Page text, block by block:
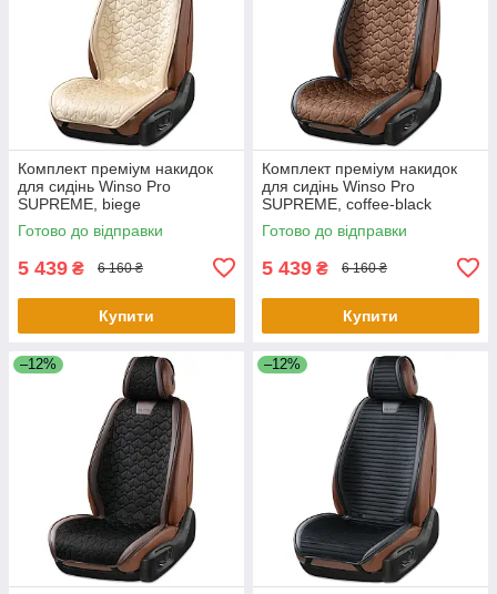
Комплект преміум накидок
для сидінь Winso Pro
SUPREME, biege
Готово до відправки
5 439 ₴ 6 160 ₴
Купити
Комплект преміум накидок
для сидінь Winso Pro
SUPREME, coffee-black
Готово до відправки
5 439 ₴ 6 160 ₴
Купити
–12% –12%